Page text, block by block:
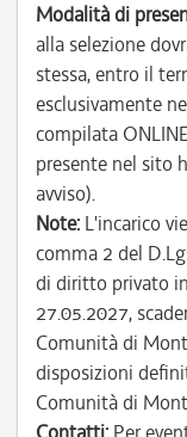
Modalità di
alla selezione
stessa, entro il
esclusivamente
compilata
presente nel sito
avviso).
Note: L'incarico
comma 2 del
di diritto privato
27.05.2027,
Comunità di
disposizioni
Comunità di